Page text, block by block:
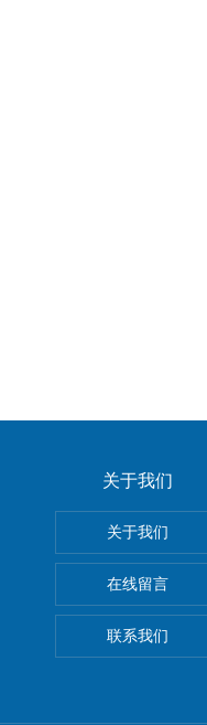
关于我们
关于我们
在线留言
联系我们